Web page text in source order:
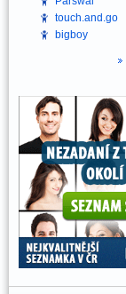
touch.and.go
bigboy